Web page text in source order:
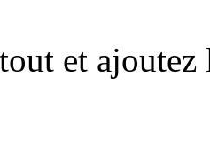
et ajoutez